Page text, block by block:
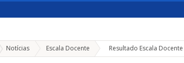
Notícias Escala Docente » Resultado Escala Docente